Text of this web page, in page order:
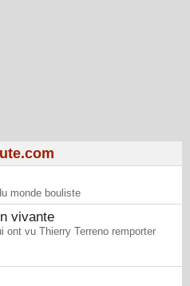
monde bouliste
vivante
ont vu Thierry Terreno remporter